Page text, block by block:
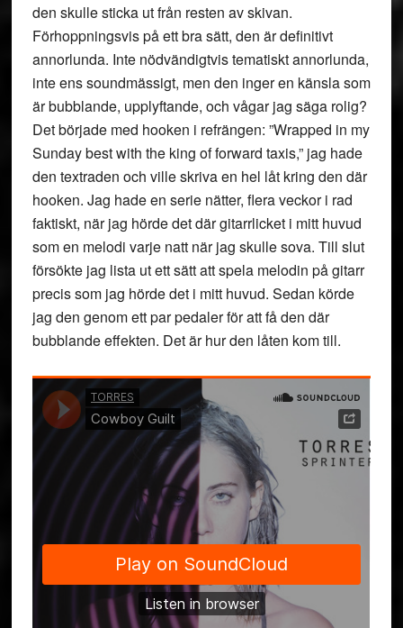
den skulle sticka ut från resten av skivan.
Förhoppningsvis på ett bra sätt, den är definitivt
annorlunda. Inte nödvändigtvis tematiskt annorlunda,
inte ens soundmässigt, men den inger en känsla som
är bubblande, upplyftande, och vågar jag säga rolig?
Det började med hooken i refrängen: ”Wrapped in my
Sunday best with the king of forward taxis,” jag hade
den textraden och ville skriva en hel låt kring den där
hooken. Jag hade en serie nätter, flera veckor i rad
faktiskt, när jag hörde det där gitarrlicket i mitt huvud
som en melodi varje natt när jag skulle sova. Till slut
försökte jag lista ut ett sätt att spela melodin på gitarr
precis som jag hörde det i mitt huvud. Sedan körde
jag den genom ett par pedaler för att få den där
bubblande effekten. Det är hur den låten kom till.